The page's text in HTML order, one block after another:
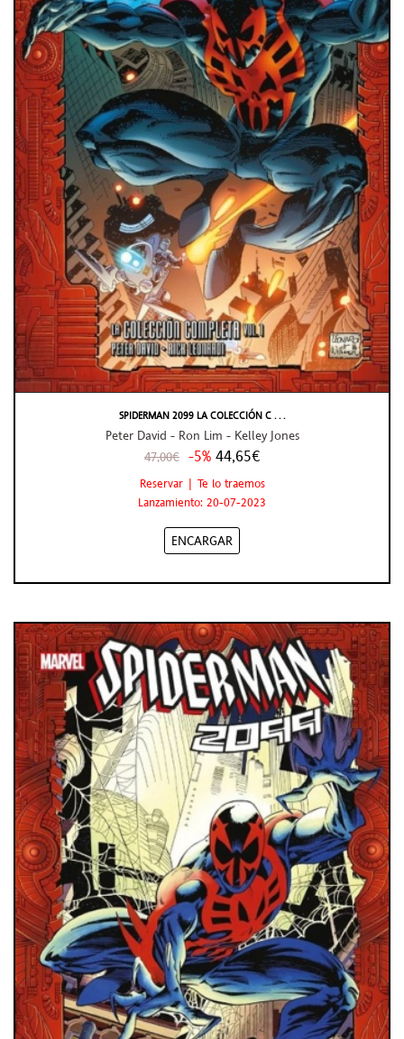
SPIDERMAN 2099 LA COLECCIÓN C . . .
Peter David - Ron Lim - Kelley Jones
47,00€ -5% 44,65€
Reservar | Te lo traemos
Lanzamiento: 20-07-2023
ENCARGAR